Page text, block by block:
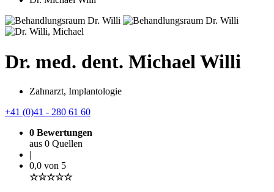
Dr. med. dent. Michael Willi
Zahnarzt, Implantologie
+41 (0)41 - 280 61 60
0 Bewertungen
aus 0 Quellen
|
0,0 von 5
☆☆☆☆☆